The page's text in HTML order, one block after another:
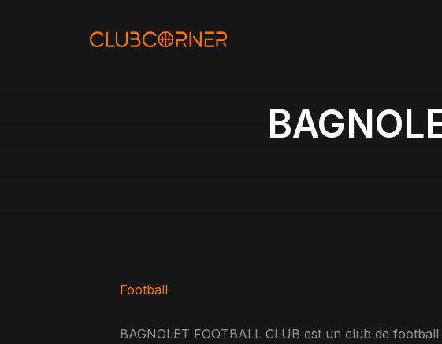
Football
BAGNOLET FOOTBALL CLUB est un club de